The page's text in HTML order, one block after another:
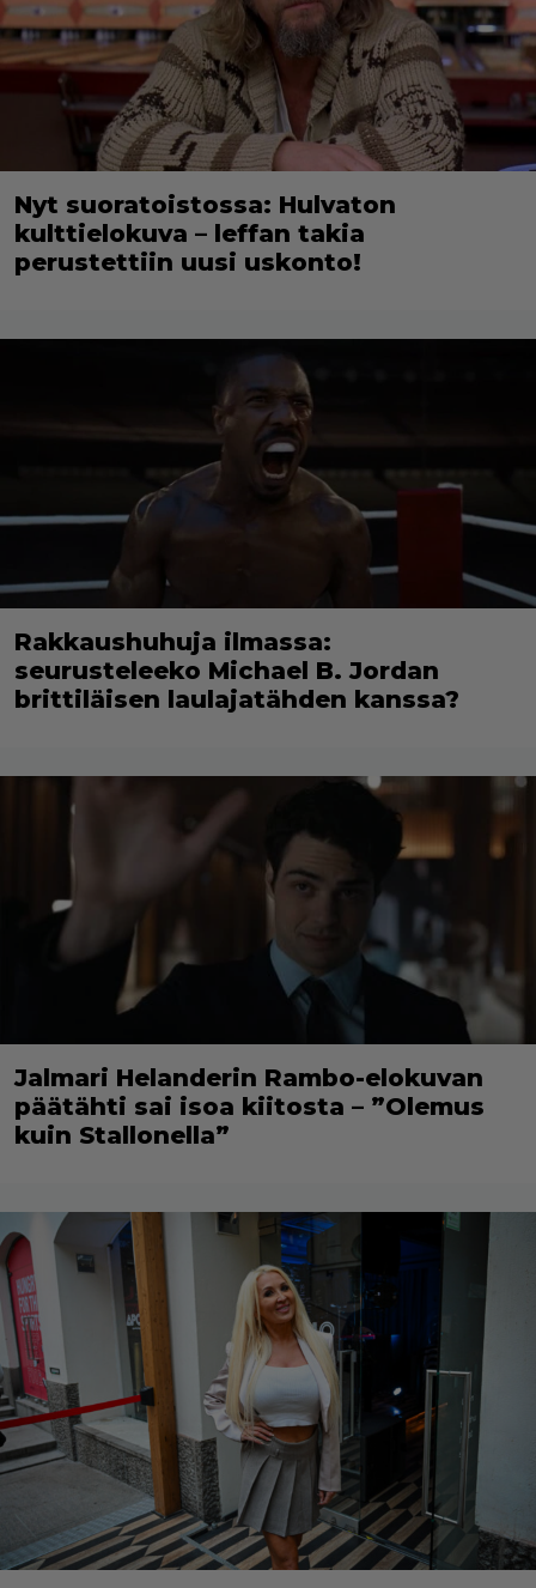
Nyt suoratoistossa: Hulvaton
kulttielokuva – leffan takia
perustettiin uusi uskonto!
Rakkaushuhuja ilmassa:
seurusteleeko Michael B. Jordan
brittiläisen laulajatähden kanssa?
Jalmari Helanderin Rambo-elokuvan
päätähti sai isoa kiitosta – ”Olemus
kuin Stallonella”